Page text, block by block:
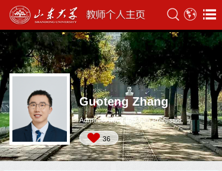
Guoteng Zhang
Administrative Position:Professor
36